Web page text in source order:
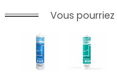
Vous